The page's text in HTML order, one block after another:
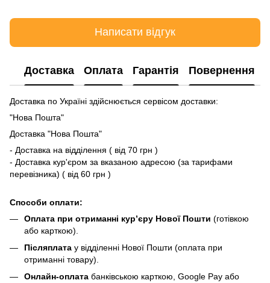
Написати відгук
Доставка Оплата Гарантія Повернення
Доставка по Україні здійснюється сервісом доставки:
"Нова Пошта"
Доставка "Нова Пошта"
- Доставка на відділення ( від 70 грн )
- Доставка кур'єром за вказаною адресою (за тарифами
перевізника) ( від 60 грн )
Способи оплати:
Оплата при отриманні кур’єру Нової Пошти (готівкою
або карткою).
Післяплата у відділенні Нової Пошти (оплата при
отриманні товару).
Онлайн-оплата банківською карткою, Google Pay або